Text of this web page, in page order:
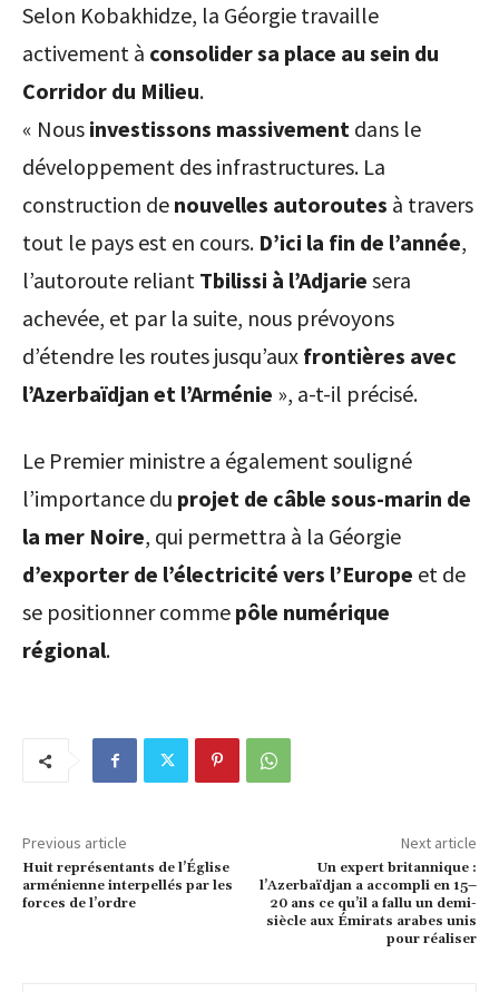
Selon Kobakhidze, la Géorgie travaille
activement à consolider sa place au sein du
Corridor du Milieu.
« Nous investissons massivement dans le
développement des infrastructures. La
construction de nouvelles autoroutes à travers
tout le pays est en cours. D’ici la fin de l’année,
l’autoroute reliant Tbilissi à l’Adjarie sera
achevée, et par la suite, nous prévoyons
d’étendre les routes jusqu’aux frontières avec
l’Azerbaïdjan et l’Arménie », a-t-il précisé.
Le Premier ministre a également souligné
l’importance du projet de câble sous-marin de
la mer Noire, qui permettra à la Géorgie
d’exporter de l’électricité vers l’Europe et de
se positionner comme pôle numérique
régional.
Previous article
Huit représentants de l’Église
arménienne interpellés par les
forces de l’ordre
Next article
Un expert britannique :
l’Azerbaïdjan a accompli en 15–
20 ans ce qu’il a fallu un demi-
siècle aux Émirats arabes unis
pour réaliser